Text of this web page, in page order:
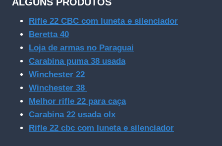
Rifle 22 CBC com luneta e silenciador
Beretta 40
Loja de armas no Paraguai
Carabina puma 38 usada
Winchester 22
Winchester 38
Melhor rifle 22 para caça
Carabina 22 usada olx
Rifle 22 cbc com luneta e silenciador